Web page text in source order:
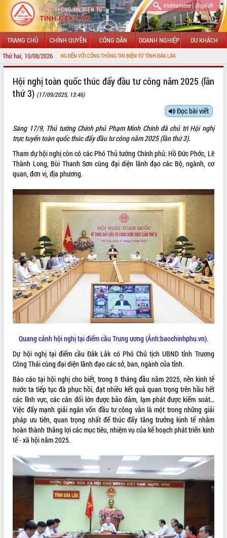
Vietnamese| English
TRANG CHỦ CHÍNH QUYỀN CÔNG DÂN DOANH NGHIỆP DU KHÁCH
Thứ hai, 10/08/2026
CHÀO MỪNG ĐẾN VỚI CỔNG THÔNG TIN ĐIỆN TỬ TỈNH ĐẮK LẮK
LÃNH ĐẠO UBND TỈNH
SỞ, BAN, NGÀNH
UBND CÁC XÃ, PHƯỜNG
THÔNG TIN CHỈ ĐẠO ĐIỀU HÀNH
HỆ THỐNG VĂN BẢN
VĂN BẢN HĐND TỈNH
ĐIỂM TIN VĂN BẢN
QUY HOẠCH - KẾ HOẠCH
Hội nghị toàn quốc thúc đẩy đầu tư công năm 2025 (lần
thứ 3) (17/09/2025, 13:46)
Đọc bài viết
Sáng 17/9, Thủ tướng Chính phủ Phạm Minh Chính đã chủ trì Hội nghị
trực tuyến toàn quốc thúc đẩy đầu tư công năm 2025 (lần thứ 3).
Tham dự hội nghị còn có các Phó Thủ tướng Chính phủ: Hồ Đức Phớc, Lê
Thành Long, Bùi Thanh Sơn cùng đại diện lãnh đạo các Bộ, ngành, cơ
quan, đơn vị, địa phương.
Quang cảnh hội nghị tại điểm cầu Trung ương (Ảnh:baochinhphu.vn).
Dự hội nghị tại điểm cầu Đắk Lắk có Phó Chủ tịch UBND tỉnh Trương
Công Thái cùng đại diện lãnh đạo các sở, ban, ngành của tỉnh.
Báo cáo tại hội nghị cho biết, trong 8 tháng đầu năm 2025, nền kinh tế
nước ta tiếp tục đà phục hồi, đạt nhiều kết quả quan trọng trên hầu hết
các lĩnh vực, các cân đối lớn được bảo đảm, lạm phát được kiểm soát…
Việc đẩy mạnh giải ngân vốn đầu tư công vẫn là một trong những giải
pháp ưu tiên, quan trọng nhất để thúc đẩy tăng trưởng kinh tế nhằm
hoàn thành thắng lợi các mục tiêu, nhiệm vụ của kế hoạch phát triển kinh
tế - xã hội năm 2025.